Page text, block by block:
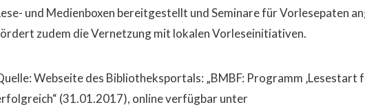
und Medienboxen bereitgestellt und Seminare für Vorlesepaten
zudem die Vernetzung mit lokalen Vorleseinitiativen.
Webseite des Bibliotheksportals: „BMBF: Programm ‚Lesestart
(31.01.2017), online verfügbar unter